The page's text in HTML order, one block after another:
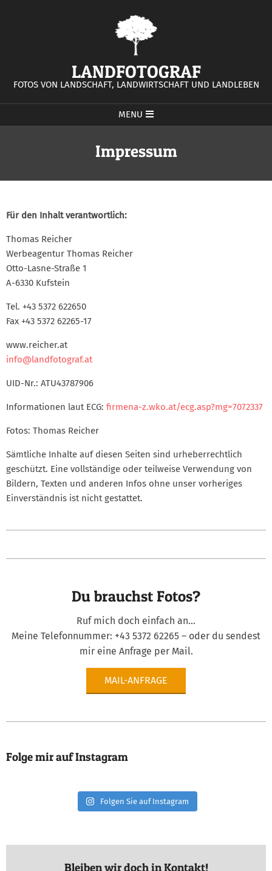
LANDFOTOGRAF
FOTOS VON LANDSCHAFT, LANDWIRTSCHAFT UND LANDLEBEN
Navigation
MENU
Impressum
Für den Inhalt verantwortlich:
Thomas Reicher
Werbeagentur Thomas Reicher
Otto-Lasne-Straße 1
A-6330 Kufstein
Tel. +43 5372 622650
Fax +43 5372 62265-17
www.reicher.at
info@landfotograf.at
UID-Nr.: ATU43787906
Informationen laut ECG: firmena-z.wko.at/ecg.asp?mg=7072337
Fotos: Thomas Reicher
Sämtliche Inhalte auf diesen Seiten sind urheberrechtlich
geschützt. Eine vollständige oder teilweise Verwendung von
Bildern, Texten und anderen Infos ohne unser vorheriges
Einverständnis ist nicht gestattet.
Du brauchst Fotos?
Ruf mich doch einfach an...
Meine Telefonnummer: +43 5372 62265 – oder du sendest
mir eine Anfrage per Mail.
MAIL-ANFRAGE
Folge mir auf Instagram
Folgen Sie auf Instagram
Bleiben wir doch in Kontakt!